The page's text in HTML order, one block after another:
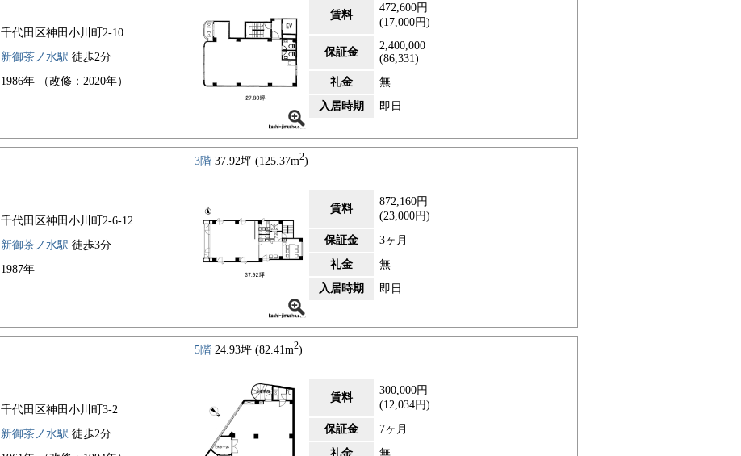
千代田区神田小川町2-10
新御茶ノ水駅 徒歩2分
1986年 （改修：2020年）
賃料
472,600円
(17,000円)
保証金
2,400,000
(86,331)
礼金
無
入居時期
即日
3階 37.92坪 (125.37m2)
千代田区神田小川町2-6-12
新御茶ノ水駅 徒歩3分
1987年
賃料
872,160円
(23,000円)
保証金
3ヶ月
礼金
無
入居時期
即日
5階 24.93坪 (82.41m2)
千代田区神田小川町3-2
新御茶ノ水駅 徒歩2分
賃料
300,000円
(12,034円)
保証金
7ヶ月
礼金
無